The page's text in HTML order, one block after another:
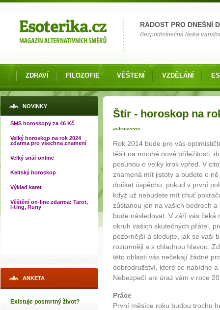
RADOST PRO DNEŠNÍ
Bezpodmínečná láska
ZDRAVÍ FILOZOFIE VĚŠTENÍ VZDĚLÁNÍ
NOVINKY
SMS horoskopy za 46 Kč
Velký horoskop na rok 2024
zdarma pro všechna znamení
Velký snář online
Keltský horoskop
Výklad karet
Věštění on-line zdarma: Tarot,
I-ťing, Runy
ANKETA
Existuje posmrtný život?
Štír - horoskop na
astroservis
Rok 2014 bude pro vás
těšit na mnohé nové příležitosti,
posunou o velký krok vpřed. V
znamená mít jistoty a budete o
dočkat úspěchu, pokud v první
když už nebudete mít chuť
zůstanou jen na vašich bedrech
bude následovat. V září vás
okruh vašich skutečných přátel,
pozornější a sledujte, jak se vaši
rozumněji a s chladnou hlavou.
této oblasti vás nečekají žádné
dobrodružství, které se nabídne
Nebezpečí ani úraz vám v roce
Práce
První měsíce roku budou trochu